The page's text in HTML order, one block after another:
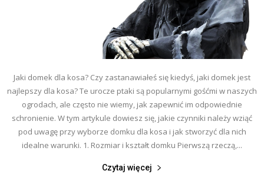
Jaki domek dla kosa? Czy zastanawiałeś się kiedyś, jaki domek jest
najlepszy dla kosa? Te urocze ptaki są popularnymi gośćmi w naszych
ogrodach, ale często nie wiemy, jak zapewnić im odpowiednie
schronienie. W tym artykule dowiesz się, jakie czynniki należy wziąć
pod uwagę przy wyborze domku dla kosa i jak stworzyć dla nich
idealne warunki. 1. Rozmiar i kształt domku Pierwszą rzeczą,...
Czytaj więcej